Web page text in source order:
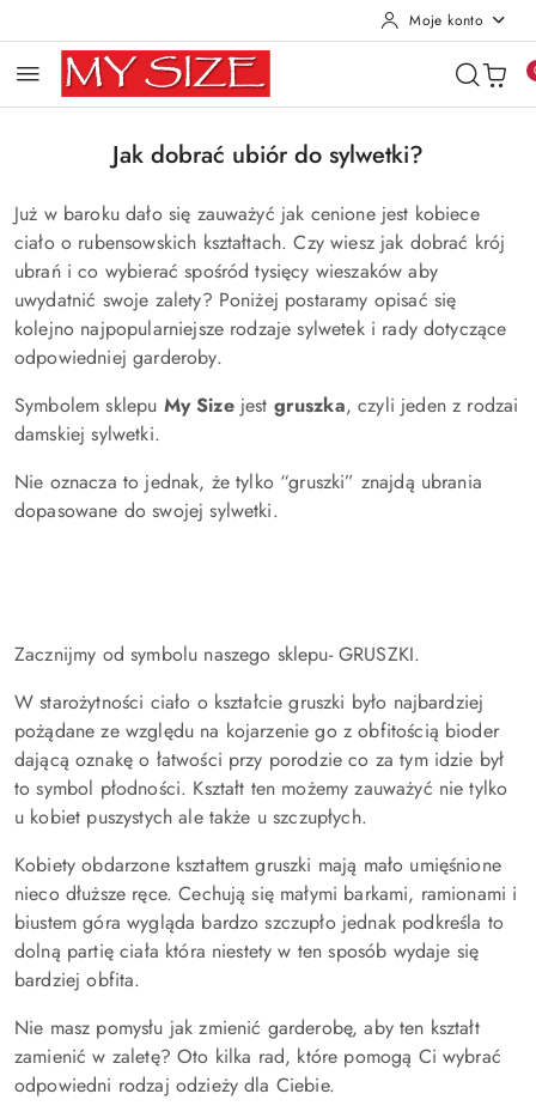
Moje konto
Jak dobrać ubiór do sylwetki?
Już w baroku dało się zauważyć jak cenione jest kobiece
ciało o rubensowskich kształtach. Czy wiesz jak dobrać krój
ubrań i co wybierać spośród tysięcy wieszaków aby
uwydatnić swoje zalety? Poniżej postaramy opisać się
kolejno najpopularniejsze rodzaje sylwetek i rady dotyczące
odpowiedniej garderoby.
Symbolem sklepu My Sizejest gruszka, czyli jeden z rodzai
damskiej sylwetki.
Nie oznacza to jednak, że tylko “gruszki” znajdą ubrania
dopasowane do swojej sylwetki.
Zacznijmy od symbolu naszego sklepu- GRUSZKI.
W starożytności ciało o kształcie gruszki było najbardziej
pożądane ze względu na kojarzenie go z obfitością bioder
dającą oznakę o łatwości przy porodzie co za tym idzie był
to symbol płodności. Kształt ten możemy zauważyć nie tylko
u kobiet puszystych ale także u szczupłych.
Kobiety obdarzone kształtem gruszki mają mało umięśnione
nieco dłuższe ręce. Cechują się małymi barkami, ramionami i
biustem góra wygląda bardzo szczupło jednak podkreśla to
dolną partię ciała która niestety w ten sposób wydaje się
bardziej obfita.
Nie masz pomysłu jak zmienić garderobę, aby ten kształt
zamienić w zaletę? Oto kilka rad, które pomogą Ci wybrać
odpowiedni rodzaj odzieży dla Ciebie.